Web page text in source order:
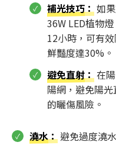
補光技巧 ： 如
36W LED植物
12小時，可有
鮮豔度達30%。
避免直射 ： 在
陽網，避免陽
的曬傷風險。
澆水： 避免過度澆